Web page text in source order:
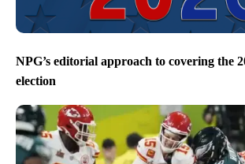
NPG’s editorial approach to covering the
election